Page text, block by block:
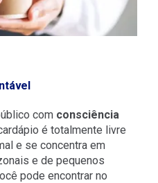
com consciência
é totalmente livre
e se concentra em
e de pequenos
pode encontrar no